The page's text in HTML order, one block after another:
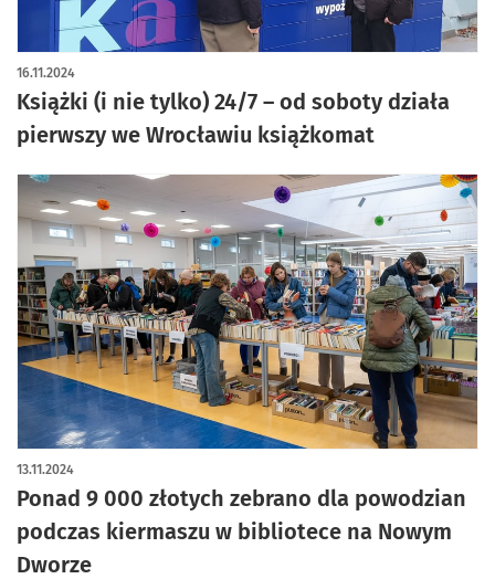
Książki (i nie tylko) 24/7 – od soboty działa
pierwszy we Wrocławiu książkomat
16.11.2024
Ponad 9 000 złotych zebrano dla powodzian
podczas kiermaszu w bibliotece na Nowym
Dworze
13.11.2024